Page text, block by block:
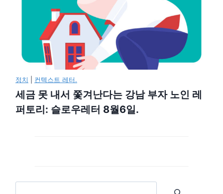
정치 컨텍스트 레터.
세금 못 내서 쫓겨난다는 강남 부자 노인 레
퍼토리: 슬로우레터 8월6일.